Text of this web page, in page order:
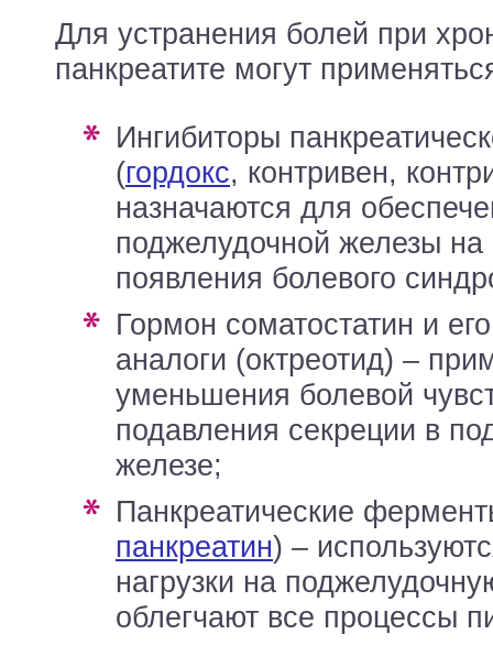
Для устранения болей при
панкреатите могут
ингибиторы панкреатической секреции
(гордокс, контривен,
назначаются для
поджелудочной железы
появления болевого
гормон соматостатин и его синтетические
аналоги (октреотид) –
уменьшения болевой
подавления секреции в
железе;
панкреатические
панкреатин) –
нагрузки на
облегчают все процессы